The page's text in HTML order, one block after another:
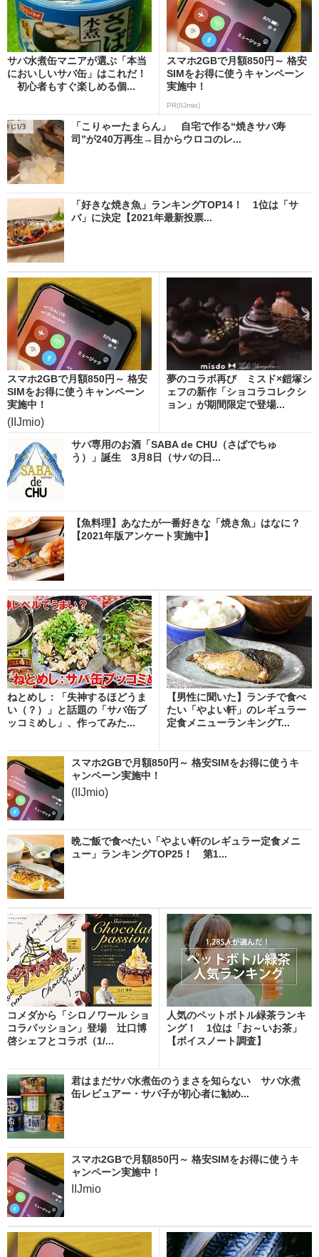
サバ水煮缶マニアが選ぶ「本当
においしいサバ缶」はこれだ！
初心者もすぐ楽しめる個...
スマホ2GBで月額850円～ 格安
SIMをお得に使うキャンペーン
実施中！
PR(IIJmio)
「こりゃーたまらん」 自宅で作る“焼きサバ寿
司”が240万再生→目からウロコのレ...
「好きな焼き魚」ランキングTOP14！ 1位は「サ
バ」に決定【2021年最新投票...
スマホ2GBで月額850円～ 格安
SIMをお得に使うキャンペーン
実施中！
(IIJmio)
夢のコラボ再び ミスド×鎧塚シ
ェフの新作「ショコラコレクシ
ョン」が期間限定で登場...
サバ専用のお酒「SABA de CHU（さばでちゅ
う）」誕生 3月8日（サバの日...
【魚料理】あなたが一番好きな「焼き魚」はなに？
【2021年版アンケート実施中】
ねとめし：「失神するほどうま
い（？）」と話題の「サバ缶ブ
ッコミめし」、作ってみた...
【男性に聞いた】ランチで食べ
たい「やよい軒」のレギュラー
定食メニューランキングT...
スマホ2GBで月額850円～ 格安SIMをお得に使うキ
ャンペーン実施中！
(IIJmio)
晩ご飯で食べたい「やよい軒のレギュラー定食メニ
ュー」ランキングTOP25！ 第1...
コメダから「シロノワール ショ
コラパッション」登場 辻口博
啓シェフとコラボ（1/...
人気のペットボトル緑茶ランキ
ング！ 1位は「お～いお茶」
【ボイスノート調査】
君はまだサバ水煮缶のうまさを知らない サバ水煮
缶レビュアー・サバ子が初心者に勧め...
スマホ2GBで月額850円～ 格安SIMをお得に使うキ
ャンペーン実施中！
IIJmio